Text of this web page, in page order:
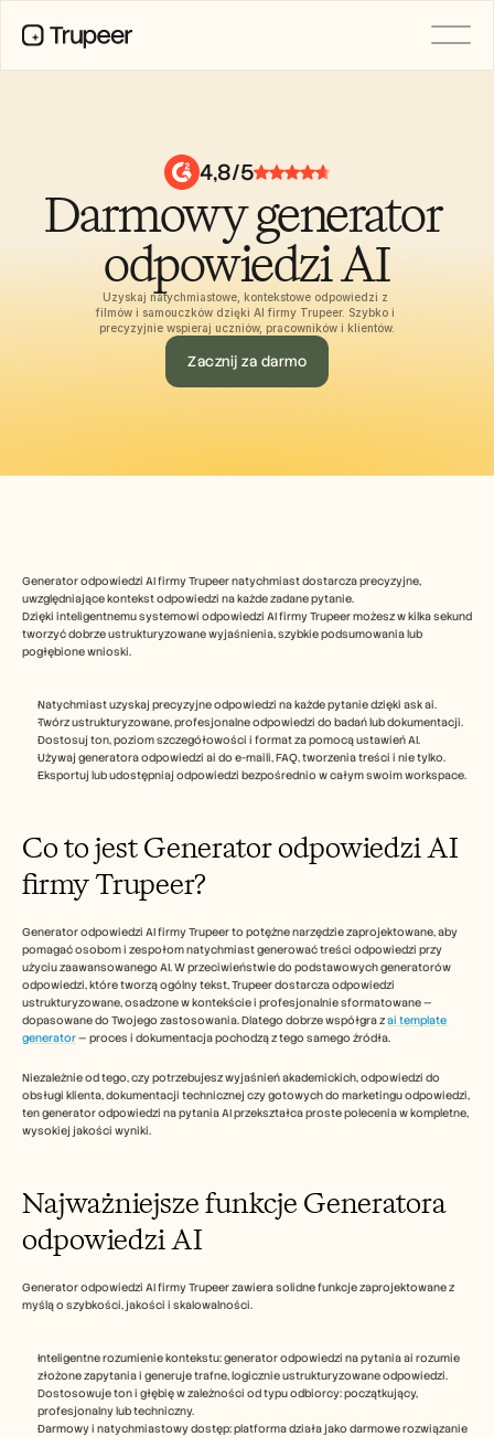
4,8/5
Darmowy generator
odpowiedzi AI
Uzyskaj natychmiastowe, kontekstowe odpowiedzi z
filmów i samouczków dzięki AI firmy Trupeer. Szybko i
precyzyjnie wspieraj uczniów, pracowników i klientów.
Zacznij za darmo
Generator odpowiedzi AI firmy Trupeer natychmiast dostarcza precyzyjne,
uwzględniające kontekst odpowiedzi na każde zadane pytanie.
Dzięki inteligentnemu systemowi odpowiedzi AI firmy Trupeer możesz w kilka sekund
tworzyć dobrze ustrukturyzowane wyjaśnienia, szybkie podsumowania lub
pogłębione wnioski.
Natychmiast uzyskaj precyzyjne odpowiedzi na każde pytanie dzięki ask ai.
Twórz ustrukturyzowane, profesjonalne odpowiedzi do badań lub dokumentacji.
Dostosuj ton, poziom szczegółowości i format za pomocą ustawień AI.
Używaj generatora odpowiedzi ai do e-maili, FAQ, tworzenia treści i nie tylko.
Eksportuj lub udostępniaj odpowiedzi bezpośrednio w całym swoim workspace.
Co to jest Generator odpowiedzi AI
firmy Trupeer?
Generator odpowiedzi AI firmy Trupeer to potężne narzędzie zaprojektowane, aby
pomagać osobom i zespołom natychmiast generować treści odpowiedzi przy
użyciu zaawansowanego AI. W przeciwieństwie do podstawowych generatorów
odpowiedzi, które tworzą ogólny tekst, Trupeer dostarcza odpowiedzi
ustrukturyzowane, osadzone w kontekście i profesjonalnie sformatowane —
dopasowane do Twojego zastosowania. Dlatego dobrze współgra z ai template
generator — proces i dokumentacja pochodzą z tego samego źródła.
Niezależnie od tego, czy potrzebujesz wyjaśnień akademickich, odpowiedzi do
obsługi klienta, dokumentacji technicznej czy gotowych do marketingu odpowiedzi,
ten generator odpowiedzi na pytania AI przekształca proste polecenia w kompletne,
wysokiej jakości wyniki.
Najważniejsze funkcje Generatora
odpowiedzi AI
Generator odpowiedzi AI firmy Trupeer zawiera solidne funkcje zaprojektowane z
myślą o szybkości, jakości i skalowalności.
Inteligentne rozumienie kontekstu: generator odpowiedzi na pytania ai rozumie
złożone zapytania i generuje trafne, logicznie ustrukturyzowane odpowiedzi.
Dostosowuje ton i głębię w zależności od typu odbiorcy: początkujący,
profesjonalny lub techniczny.
Darmowy i natychmiastowy dostęp: platforma działa jako darmowe rozwiązanie
Help Center
Pricing
Careers
Knowledge Base
AI Avatars
Brand Kits
Shared Pages
AI Screen Recording
AI Champions of Change
Industry
USECASES
Change Management
Sales Enablement
Pre-sales
Training
See more
Start Free Trial